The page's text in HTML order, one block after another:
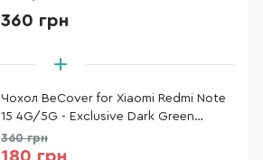
(715478)
360 грн
Чохол BeCover for Xiaomi Redmi Note
15 4G/5G - Exclusive Dark Green
(715478)
360 грн